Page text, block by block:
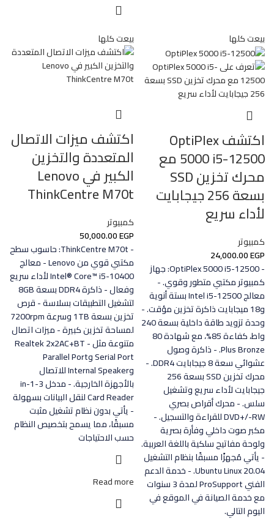
بيعت كلها
اكتشف OptiPlex
5000 i5-12500 مع
محرك تخزين SSD
بسعة 256 جيجابايت
لأداء سريع
كمبيوتر
24,000.00EGP
- OptiPlex 5000 i5-12500: جهاز
كمبيوتر مكتبي متطور وقوي. -
معالج Intel i5-12500 بستة أنوية
و18 ميجابايت ذاكرة تخزين مؤقت. -
وحدة تزويد طاقة داخلية بسعة 240
واط، كفاءة 85%، مع شهادة 80
Plus Bronze. - ذاكرة وصول
عشوائي سعة 8 جيجابايت DDR4. -
محرك تخزين SSD بسعة 256
جيجابايت لأداء سريع وتشغيل
سلس. - محرك أقراص بصري
DVD+/-RW للقراءة والتسجيل. -
مكبر صوت داخلي وفأرة بصرية
ولوحة مفاتيح سلكية باللغة العربية.
- يأتي مُجهزًا مسبقًا بنظام التشغيل
Ubuntu Linux 20.04. - خدمة الدعم
الفني ProSupport لمدة 3 سنوات
مع خدمة الصيانة في الموقع في
اليوم التالي.
بيعت كلها
اكتشف ميزات الاتصال
المتعددة والتخزين
الكبير في Lenovo
ThinkCentre M70t
كمبيوتر
50,000.00EGP
- ThinkCentre M70t: حاسوب سطح
مكتبي قوي من Lenovo - معالج
Intel® Core™ i5-10400 لأداء سريع
وفعال - ذاكرة DDR4 بسعة 8GB
لتشغيل التطبيقات بسلاسة - قرص
تخزين بسعة 1TB وسرعة 7200rpm
لمساحة تخزين كبيرة - ميزات اتصال
متنوعة مثل Realtek 2x2AC+BT -
Serial Port وParallel Port
وInternal Speaker للاتصال
بالأجهزة الخارجية. - مدخل 3-in-1
Card Reader لنقل البيانات بسهولة
- يأتي بدون نظام تشغيل مثبت
مسبقًا، مما يسمح بتخصيص النظام
حسب الاحتياجات
Read more